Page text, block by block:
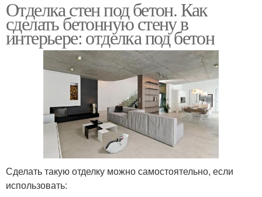
Отделка стен под бетон. Как
сделать бетонную стену в
интерьере: отделка под бетон
Сделать такую отделку можно самостоятельно, если
использовать: